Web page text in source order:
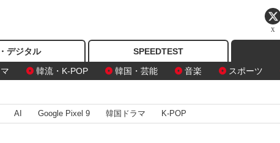
デジタル SPEEDTEST
韓流・K-POP 韓国・芸能 音楽 スポーツ
AI Google Pixel 9 韓国ドラマ K-POP
X